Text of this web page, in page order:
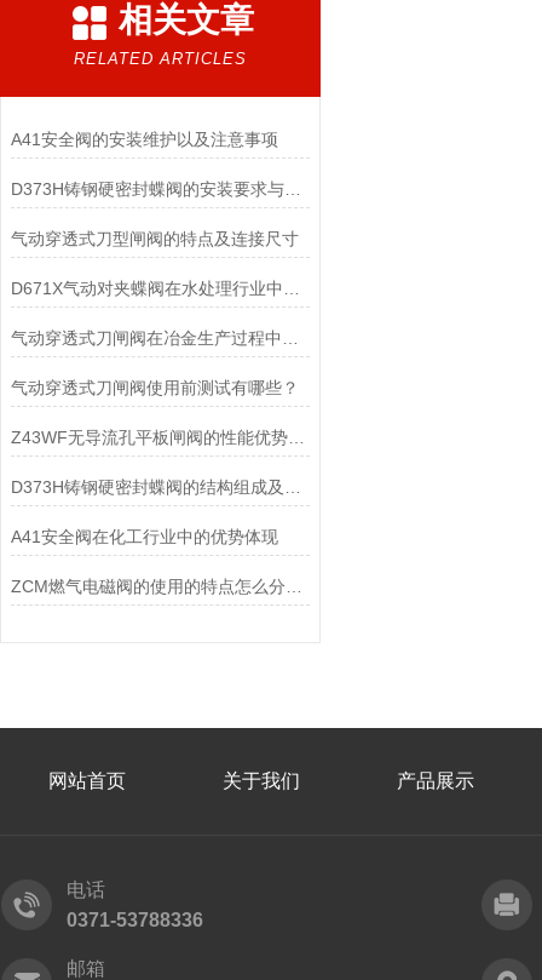
相关文章
RELATED ARTICLES
A41安全阀的安装维护以及注意事项
D373H铸钢硬密封蝶阀的安装要求与维护保养
气动穿透式刀型闸阀的特点及连接尺寸
气动穿透式刀闸阀使用前测试有哪些？
Z43WF无导流孔平板闸阀的性能优势：在苛刻环境中彰显价值
A41安全阀在化工行业中的优势体现
网站首页 关于我们 产品展示
电话
0371-53788336
邮箱